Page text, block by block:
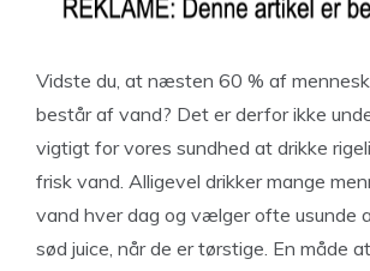
Vidste du, at næsten 60 % af
består af vand? Det er derfor ikke
vigtigt for vores sundhed at drikke
frisk vand. Alligevel drikker mange
vand hver dag og vælger ofte usunde
sød juice, når de er tørstige. En måde